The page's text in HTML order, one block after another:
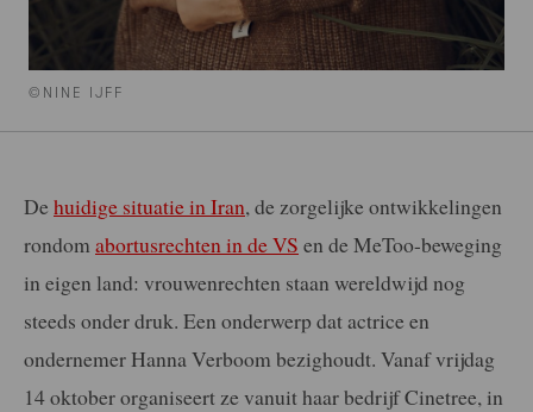
©NINE IJFF
De huidige situatie in Iran, de zorgelijke ontwikkelingen
rondom abortusrechten in de VS en de MeToo-beweging
in eigen land: vrouwenrechten staan wereldwijd nog
steeds onder druk. Een onderwerp dat actrice en
ondernemer Hanna Verboom bezighoudt. Vanaf vrijdag
14 oktober organiseert ze vanuit haar bedrijf Cinetree, in